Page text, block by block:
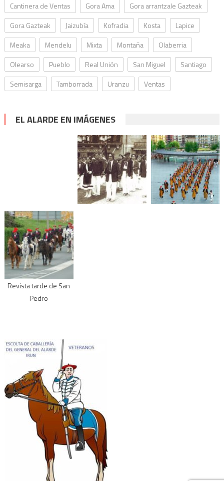
Cantinera de Ventas
Gora Ama
Gora arrantzale Gazteak
Gora Gazteak
Jaizubía Kofradia Kosta
Lapice
Meaka
Mendelu Mixta Montaña
Olaberria
Olearso
Pueblo Real Unión San Miguel
Santiago
Semisarga
Tamborrada Uranzu Ventas
EL ALARDE EN IMÁGENES
Revista tarde de San
Pedro